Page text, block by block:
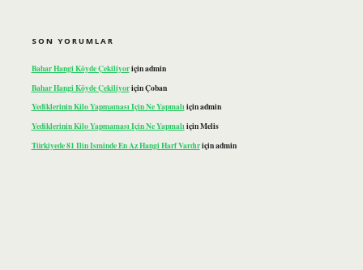
SON YORUMLAR
Bahar Hangi Köyde Çekiliyoriçinadmin
Bahar Hangi Köyde ÇekiliyoriçinÇoban
Yediklerinin Kilo Yapmaması Için Ne Yapmalıiçinadmin
Yediklerinin Kilo Yapmaması Için Ne YapmalıiçinMelis
Türkiyede 81 Ilin Isminde En Az Hangi Harf Vardıriçinadmin